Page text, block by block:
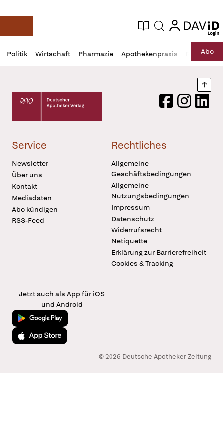
Deutsche Apotheker Zeitung
Aktuelle Ausgabe
Suche login
login
Politik Wirtschaft Pharmazie Apothekenpraxis RechtAbo
Profil
öffnen
Daz
Pur
Deutscher Apotheker Verlag Logo
FacebookInstagram
Service
Newsletter
Über uns
Kontakt
Mediadaten
Abo kündigen
RSS-Feed
Rechtliches
Allgemeine
Geschäftsbedingungen
Allgemeine
Nutzungsbedingungen
Impressum
Datenschutz
Widerrufsrecht
Netiquette
Erklärung zur Barrierefreiheit
Cookies & Tracking
Jetzt auch als App für iOS
und Android
Jetzt bei Google Play
Laden im App Store
© 2026 Deutsche Apotheker Zeitung